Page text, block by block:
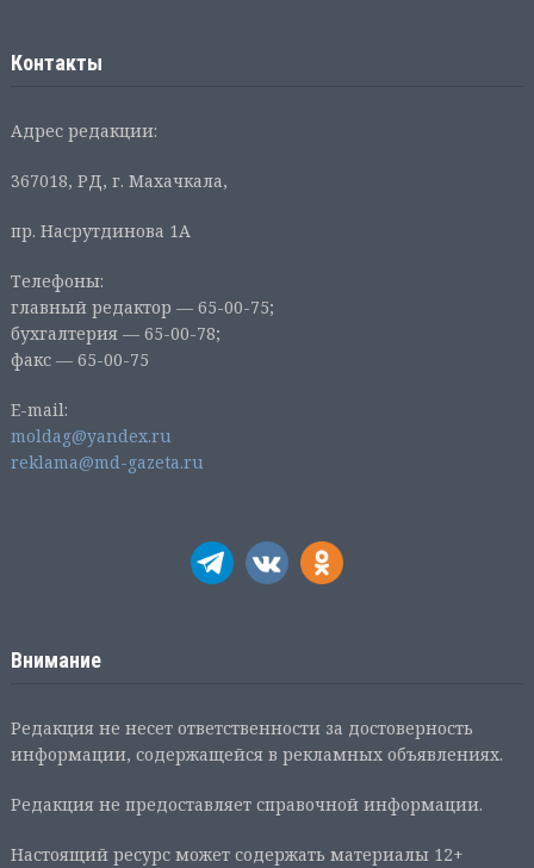
Контакты
Адрес редакции:
367018, РД, г. Махачкала,
пр. Насрутдинова 1А
Телефоны:
главный редактор — 65-00-75;
бухгалтерия — 65-00-78;
факс — 65-00-75
E-mail:
moldag@yandex.ru
reklama@md-gazeta.ru
Внимание
Редакция не несет ответственности за достоверность
информации, содержащейся в рекламных объявлениях.
Редакция не предоставляет справочной информации.
Настоящий ресурс может содержать материалы 12+